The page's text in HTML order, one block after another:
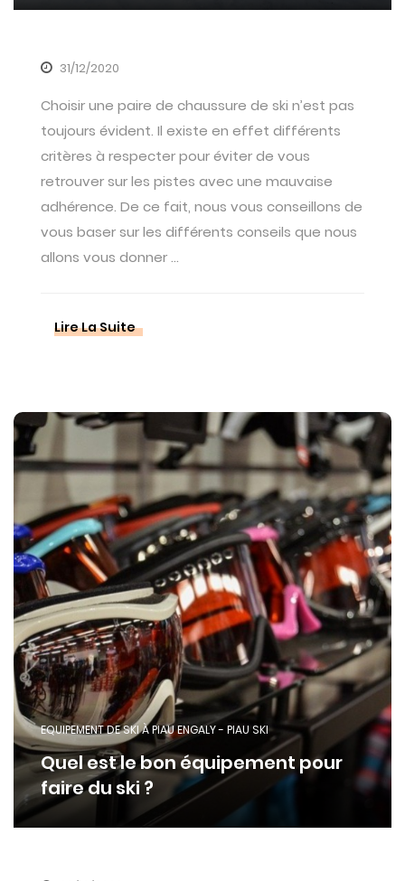
31/12/2020
Choisir une paire de chaussure de ski n’est pas
toujours évident. Il existe en effet différents
critères à respecter pour éviter de vous
retrouver sur les pistes avec une mauvaise
adhérence. De ce fait, nous vous conseillons de
vous baser sur les différents conseils que nous
allons vous donner ...
Lire La Suite
EQUIPEMENT DE SKI À PIAU ENGALY - PIAU SKI
Quel est le bon équipement pour
faire du ski ?